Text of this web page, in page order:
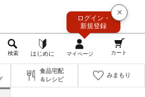
×
ログイン・
新規登録
食品宅配
＆レシピ
みまもり